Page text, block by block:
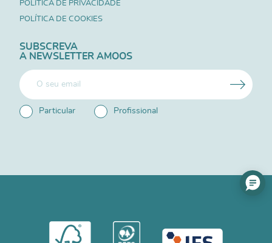
POLÍTICA DE PRIVACIDADE
POLÍTICA DE COOKIES
SUBSCREVA
A NEWSLETTER AMOOS
Particular Profissional